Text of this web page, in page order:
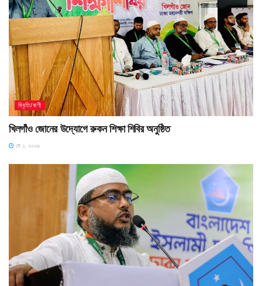
বিবৃতি/বাণী
খিলগাঁও জোনের উদ্যোগে রুকন শিক্ষা শিবির অনুষ্ঠিত
মে ১, ২০২৬